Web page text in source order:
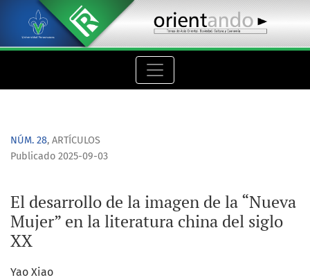
El desarrollo de la imagen de la “Nueva Mujer” en la
NÚM. 28, ARTÍCULOS
El desarrollo de la imagen de la “Nueva
Mujer” en la literatura china del siglo
XX
Publicado 2025-09-03
Yao Xiao